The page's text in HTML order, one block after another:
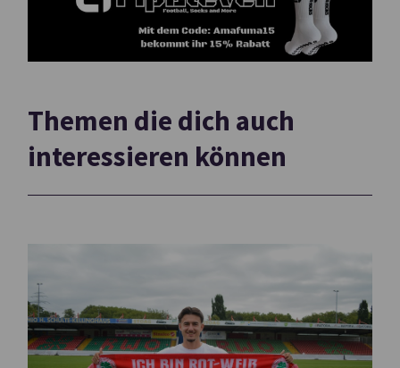
Themen die dich auch
interessieren können